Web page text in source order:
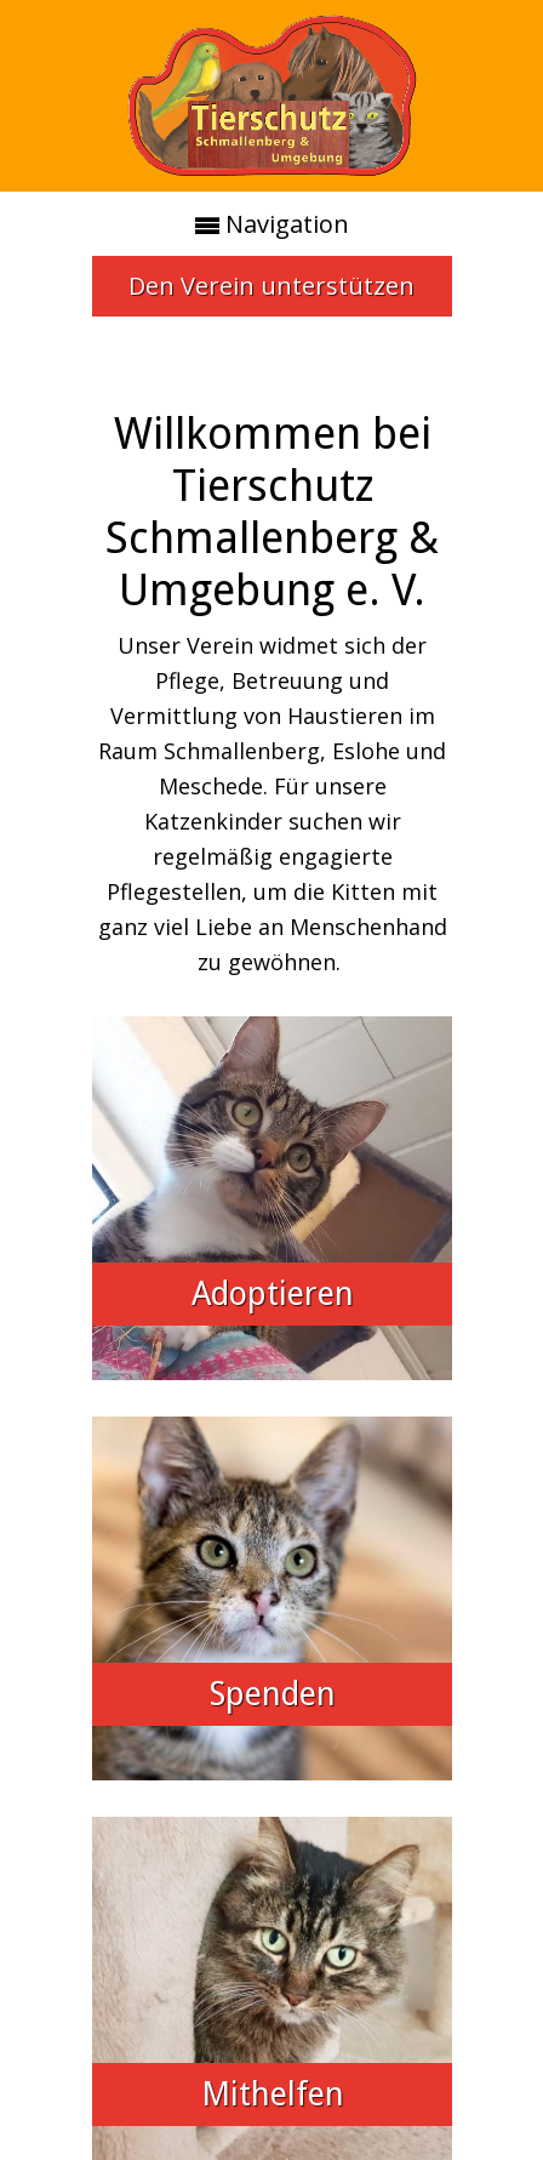
Navigation
Den Verein unterstützen
Willkommen bei
Tierschutz
Schmallenberg &
Umgebung e. V.
Unser Verein widmet sich der
Pflege, Betreuung und
Vermittlung von Haustieren im
Raum Schmallenberg, Eslohe und
Meschede. Für unsere
Katzenkinder suchen wir
regelmäßig engagierte
Pflegestellen, um die Kitten mit
ganz viel Liebe an Menschenhand
zu gewöhnen.
Adoptieren
Spenden
Mithelfen